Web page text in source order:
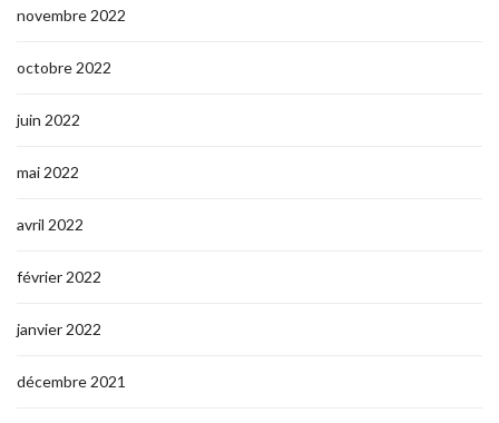
novembre 2022
octobre 2022
juin 2022
mai 2022
avril 2022
février 2022
janvier 2022
décembre 2021